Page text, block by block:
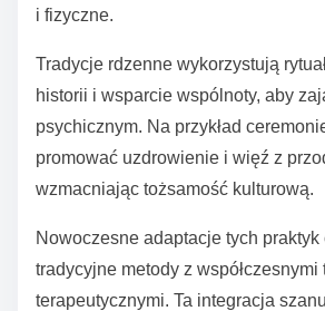
i fizyczne.
Tradycje rdzenne wykorzystują
historii i wsparcie wspólnoty, aby
psychicznym. Na przykład
promować uzdrowienie i więź z
wzmacniając tożsamość kulturową.
Nowoczesne adaptacje tych praktyk
tradycyjne metody z współczesnymi
terapeutycznymi. Ta integracja